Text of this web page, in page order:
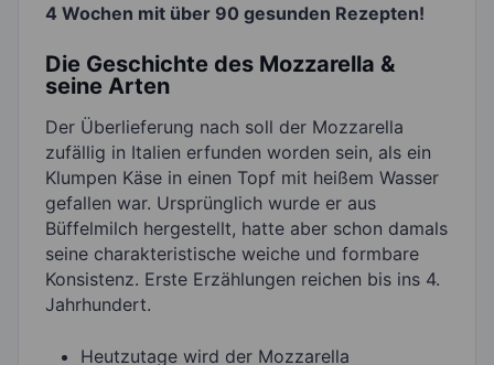
4 Wochen mit über 90 gesunden Rezepten!
Die Geschichte des Mozzarella &
seine Arten
Der Überlieferung nach soll der Mozzarella
zufällig in Italien erfunden worden sein, als ein
Klumpen Käse in einen Topf mit heißem Wasser
gefallen war. Ursprünglich wurde er aus
Büffelmilch hergestellt, hatte aber schon damals
seine charakteristische weiche und formbare
Konsistenz. Erste Erzählungen reichen bis ins 4.
Jahrhundert.
Heutzutage wird der Mozzarella